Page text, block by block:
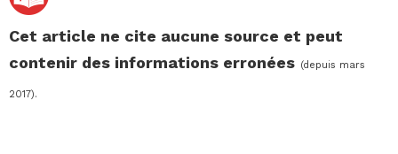
Cet article ne cite aucune source et peut
contenir des informations erronées (depuis mars
2017).